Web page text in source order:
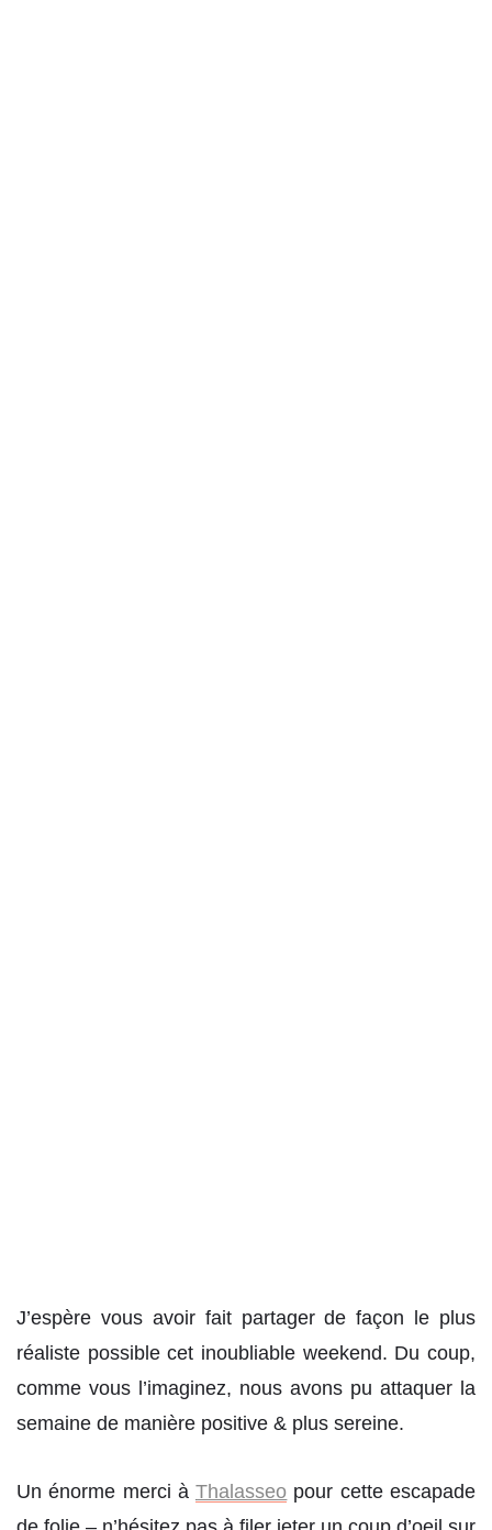
J’espère vous avoir fait partager de façon le plus
réaliste possible cet inoubliable weekend. Du coup,
comme vous l’imaginez, nous avons pu attaquer la
semaine de manière positive & plus sereine.
Un énorme merci àThalasseo pour cette escapade